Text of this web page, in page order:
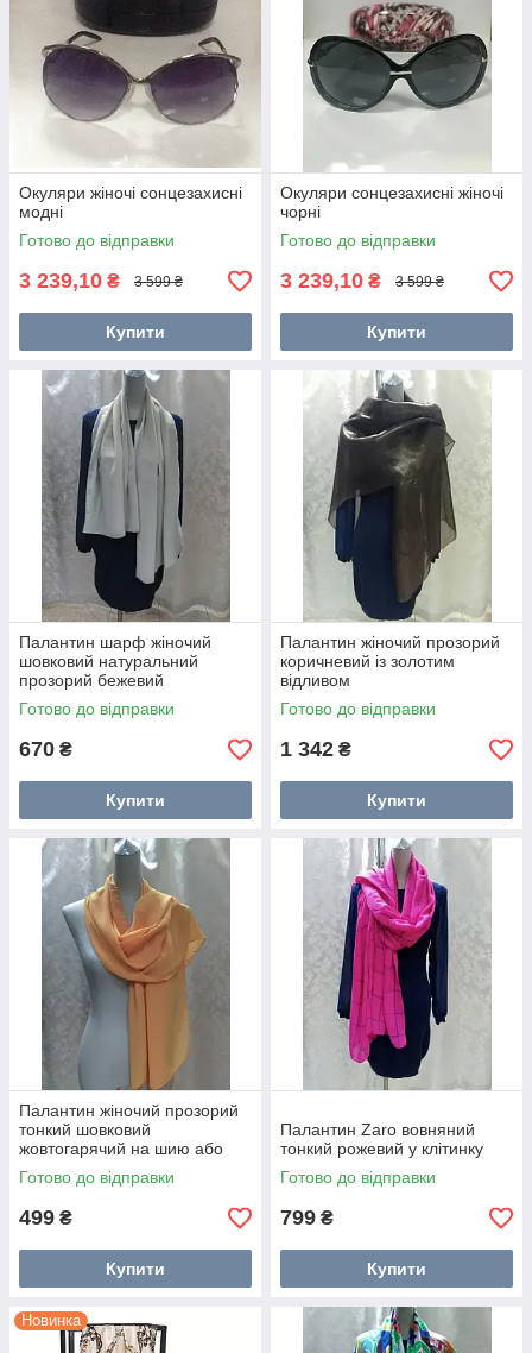
Окуляри жіночі сонцезахисні
модні
Готово до відправки
3 239,10 ₴ 3 599 ₴
Купити
Окуляри сонцезахисні жіночі
чорні
Готово до відправки
3 239,10 ₴ 3 599 ₴
Купити
Палантин шарф жіночий
шовковий натуральний
прозорий бежевий
Готово до відправки
670 ₴
Купити
Палантин жіночий прозорий
коричневий із золотим
відливом
Готово до відправки
1 342 ₴
Купити
Палантин жіночий прозорий
тонкий шовковий
жовтогарячий на шию або
голову
Готово до відправки
499 ₴
Купити
Палантин Zaro вовняний
тонкий рожевий у клітинку
Готово до відправки
799 ₴
Купити
Новинка